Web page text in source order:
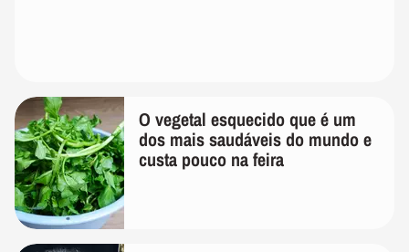
O vegetal esquecido que é um
dos mais saudáveis do mundo e
custa pouco na feira